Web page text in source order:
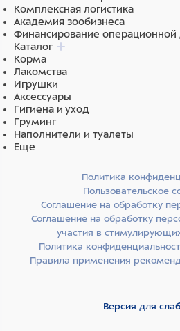
Комплексная логистика
Академия зообизнеса
Финансирование операционной
Каталог
Корма
Лакомства
Игрушки
Аксессуары
Гигиена и уход
Груминг
Наполнители и туалеты
Еще
Политика
Пользовательское
Соглашение на обработку
Соглашение на обработку
участия в
Политика
Правила применения
Версия для